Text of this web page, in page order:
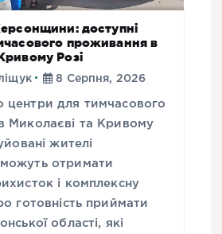
доступні
проживання в
Розі
8 Серпня, 2026
центри для тимчасового
Миколаєві та Кривому
жителі
отримати
і комплексну
готовність приймати
області, які